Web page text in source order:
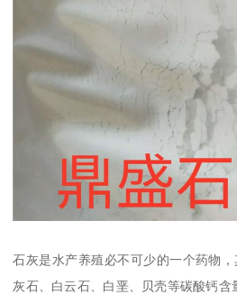
石灰是水产养殖必不可少的一个药物
灰石、白云石、白垩、贝壳等碳酸钙